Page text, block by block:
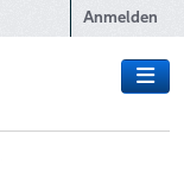
Anmelden